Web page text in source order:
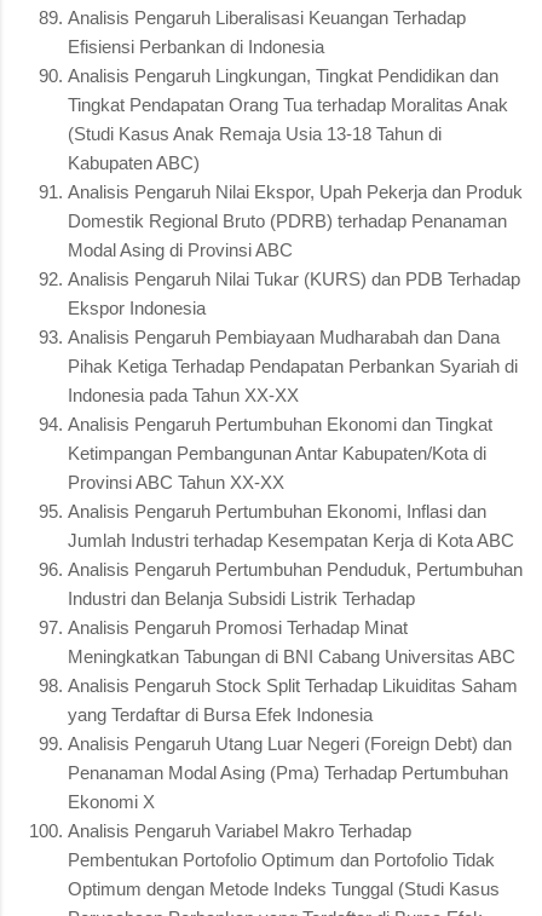
Analisis Pengaruh Liberalisasi Keuangan Terhadap
Efisiensi Perbankan di Indonesia
Analisis Pengaruh Lingkungan, Tingkat Pendidikan dan
Tingkat Pendapatan Orang Tua terhadap Moralitas Anak
(Studi Kasus Anak Remaja Usia 13-18 Tahun di
Kabupaten ABC)
Analisis Pengaruh Nilai Ekspor, Upah Pekerja dan Produk
Domestik Regional Bruto (PDRB) terhadap Penanaman
Modal Asing di Provinsi ABC
Analisis Pengaruh Nilai Tukar (KURS) dan PDB Terhadap
Ekspor Indonesia
Analisis Pengaruh Pembiayaan Mudharabah dan Dana
Pihak Ketiga Terhadap Pendapatan Perbankan Syariah di
Indonesia pada Tahun XX-XX
Analisis Pengaruh Pertumbuhan Ekonomi dan Tingkat
Ketimpangan Pembangunan Antar Kabupaten/Kota di
Provinsi ABC Tahun XX-XX
Analisis Pengaruh Pertumbuhan Ekonomi, Inflasi dan
Jumlah Industri terhadap Kesempatan Kerja di Kota ABC
Analisis Pengaruh Pertumbuhan Penduduk, Pertumbuhan
Industri dan Belanja Subsidi Listrik Terhadap
Analisis Pengaruh Promosi Terhadap Minat
Meningkatkan Tabungan di BNI Cabang Universitas ABC
Analisis Pengaruh Stock Split Terhadap Likuiditas Saham
yang Terdaftar di Bursa Efek Indonesia
Analisis Pengaruh Utang Luar Negeri (Foreign Debt) dan
Penanaman Modal Asing (Pma) Terhadap Pertumbuhan
Ekonomi X
Analisis Pengaruh Variabel Makro Terhadap
Pembentukan Portofolio Optimum dan Portofolio Tidak
Optimum dengan Metode Indeks Tunggal (Studi Kasus